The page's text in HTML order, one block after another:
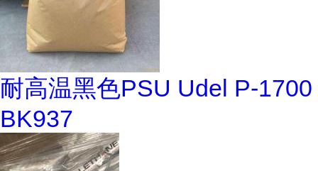
耐高温黑色PSU Udel P-1700
BK937